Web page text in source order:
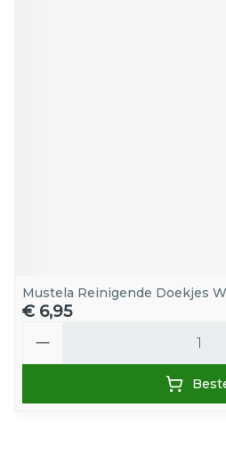
Mustela Reinigende Doekjes
€ 6,95